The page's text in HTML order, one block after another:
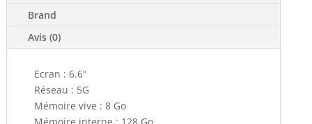
Brand
Avis (0)
Ecran : 6.6"
Réseau : 5G
Mémoire vive : 8 Go